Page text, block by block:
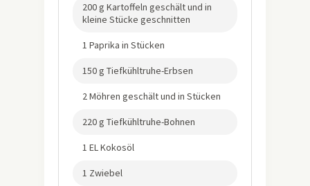
200 g Kartoffeln geschält und in
kleine Stücke geschnitten
1 Paprika in Stücken
150 g Tiefkühltruhe-Erbsen
2 Möhren geschält und in Stücken
220 g Tiefkühltruhe-Bohnen
1 EL Kokosöl
1 Zwiebel